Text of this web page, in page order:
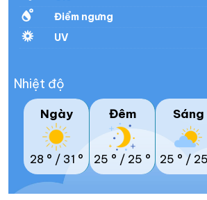
Điểm ngưng
UV
Nhiệt độ
Ngày
28 ° / 31 °
Đêm
25 ° / 25 °
Sáng
25 ° /